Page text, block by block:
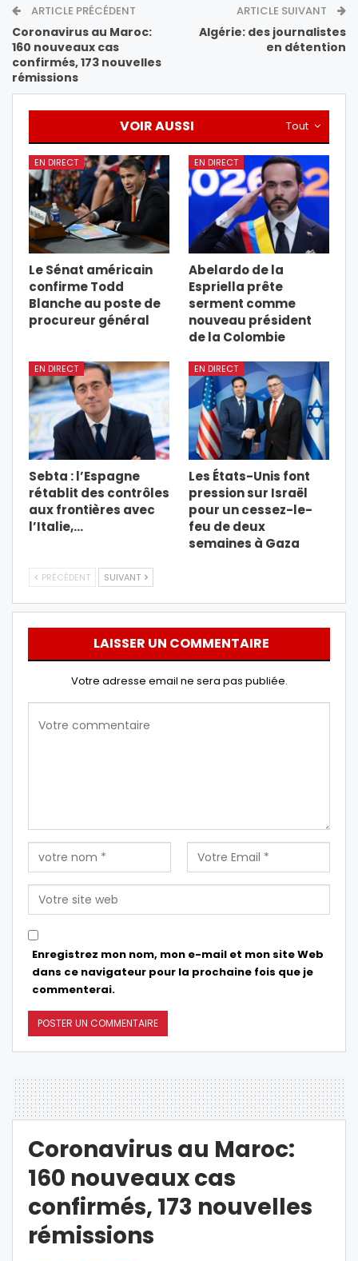
ARTICLE PRÉCÉDENT
Coronavirus au Maroc:
160 nouveaux cas
confirmés, 173 nouvelles
rémissions
ARTICLE SUIVANT
Algérie: des journalistes
en détention
Tout
VOIR AUSSI
EN DIRECT
Le Sénat américain
confirme Todd
Blanche au poste de
procureur général
EN DIRECT
Abelardo de la
Espriella prête
serment comme
nouveau président
de la Colombie
EN DIRECT
Sebta : l’Espagne
rétablit des contrôles
aux frontières avec
l’Italie,…
EN DIRECT
Les États-Unis font
pression sur Israël
pour un cessez-le-
feu de deux
semaines à Gaza
PRÉCÉDENT SUIVANT
LAISSER UN COMMENTAIRE
Votre adresse email ne sera pas publiée.
Enregistrez mon nom, mon e-mail et mon site Web
dans ce navigateur pour la prochaine fois que je
commenterai.
Coronavirus au Maroc:
160 nouveaux cas
confirmés, 173 nouvelles
rémissions